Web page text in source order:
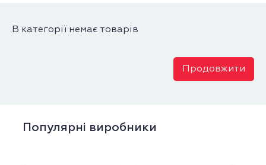
В категорії немає товарів
Продовжити
Популярні виробники